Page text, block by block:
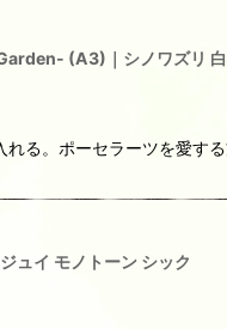
(A3)｜シノワズリ
る。ポーセラーツを愛
ュイ モノトーン シック